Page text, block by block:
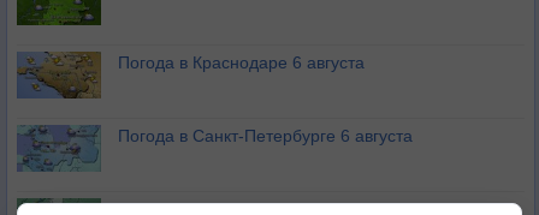
Погода в Краснодаре 6 августа
Погода в Санкт-Петербурге 6 августа
Погода в Москве 6 августа